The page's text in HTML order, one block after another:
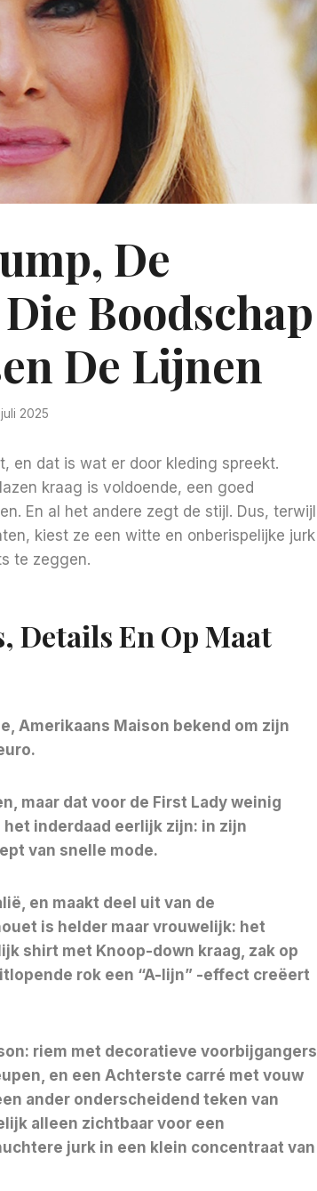
De
Boodschap
De Lijnen
2025
en dat is wat er door kleding spreekt.
kraag is voldoende, een goed
En al het andere zegt de stijl. Dus, terwijl
kiest ze een witte en onberispelijke jurk
te zeggen.
Details En Op Maat
Amerikaans Maison bekend om zijn
maar dat voor de First Lady weinig
inderdaad eerlijk zijn: in zijn
van snelle mode.
en maakt deel uit van de
is helder maar vrouwelijk: het
shirt met Knoop-down kraag, zak op
rok een “A-lijn” -effect creëert
riem met decoratieve voorbijgangers
en een Achterste carré met vouw
ander onderscheidend teken van
alleen zichtbaar voor een
jurk in een klein concentraat van